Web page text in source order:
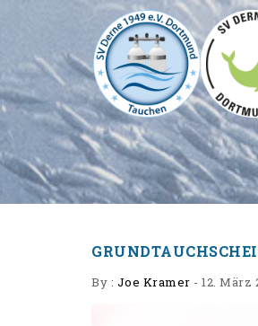
By : Joe Kramer - 12. März